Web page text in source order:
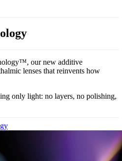
our new additive
lenses that reinvents how
only light: no layers, no polishing,